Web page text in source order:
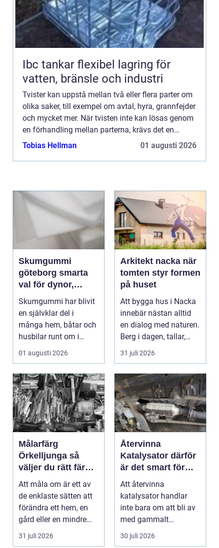
Ibc tankar flexibel lagring för
vatten, bränsle och industri
Tvister kan uppstå mellan två eller flera parter om
olika saker, till exempel om avtal, hyra, grannfejder
och mycket mer. När tvisten inte kan lösas genom
en förhandling mellan parterna, krävs det en
lösning via d...
Tobias Hellman 01 augusti 2026
Skumgummi
göteborg smarta
val för dynor,
möbler och
speciallösningar
Skumgummi har blivit
en självklar del i
många hem, båtar och
husbilar runt om i
landet. I Göteborg ä...
01 augusti 2026
Arkitekt nacka när
tomten styr formen
på huset
Att bygga hus i Nacka
innebär nästan alltid
en dialog med naturen.
Berg i dagen, tallar,
nivåskillna...
31 juli 2026
Målarfärg
Örkelljunga så
väljer du rätt färg
till hem och gård
Att måla om är ett av
de enklaste sätten att
förändra ett hem, en
gård eller en mindre
verksamhet. E...
31 juli 2026
Återvinna
Katalysator därför
är det smart för
både ekonomi och
miljö
Att återvinna
katalysator handlar
inte bara om att bli av
med gammalt
material. I varje
katalysator ...
30 juli 2026